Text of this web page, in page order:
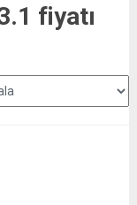
fiyatı